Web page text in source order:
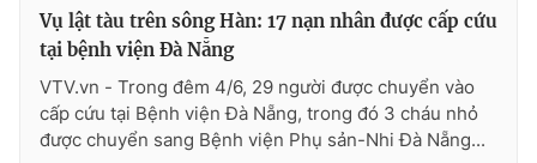
THỜI BÁO VTV
Vụ lật tàu trên sông Hàn: 17 nạn nhân được cấp cứu
tại bệnh viện Đà Nẵng
VTV.vn - Trong đêm 4/6, 29 người được chuyển vào
cấp cứu tại Bệnh viện Đà Nẵng, trong đó 3 cháu nhỏ
được chuyển sang Bệnh viện Phụ sản-Nhi Đà Nẵng...